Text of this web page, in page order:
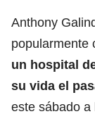
Anthony
popularmente
un hospital
su vida el
este sábado a